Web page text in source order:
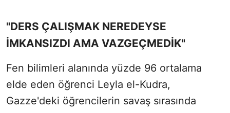
"DERS ÇALIŞMAK NEREDEYSE
İMKANSIZDI AMA VAZGEÇMEDİK"
Fen bilimleri alanında yüzde 96 ortalama
elde eden öğrenci Leyla el-Kudra,
Gazze'deki öğrencilerin savaş sırasında